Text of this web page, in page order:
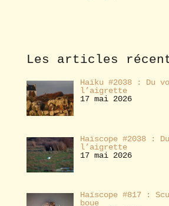
eLes articles
Haïku #2038 : Du
l’aigrette
17 mai 2026
Haïscope #2038 :
l’aigrette
17 mai 2026
Haïscope #817 :
boue